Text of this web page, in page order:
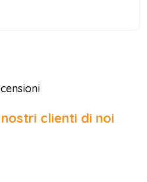
clienti di noi